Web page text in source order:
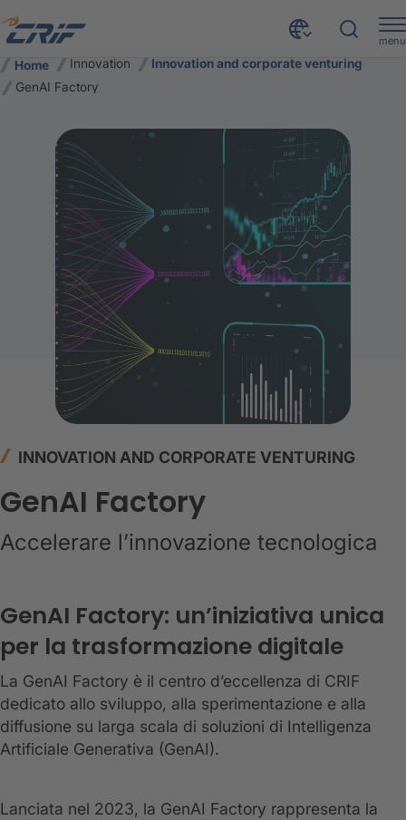
menu
Home Innovation
Innovation and corporate venturing
GenAI Factory
INNOVATION AND CORPORATE VENTURING
GenAI Factory
Accelerare l’innovazione tecnologica
GenAI Factory: un’iniziativa unica
per la trasformazione digitale
La GenAI Factory è il centro d’eccellenza di CRIF
dedicato allo sviluppo, alla sperimentazione e alla
diffusione su larga scala di soluzioni di Intelligenza
Artificiale Generativa (GenAI).
Lanciata nel 2023, la GenAI Factory rappresenta la